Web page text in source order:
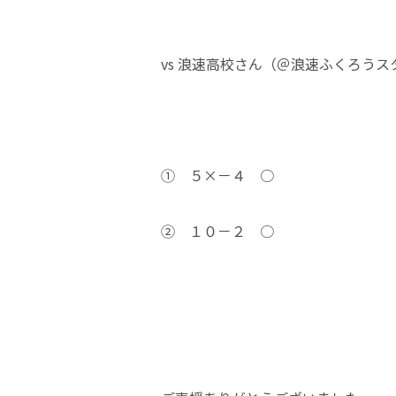
vs 浪速高校さん（＠浪速ふくろうス
① ５×－４ ○
② １０－２ ○